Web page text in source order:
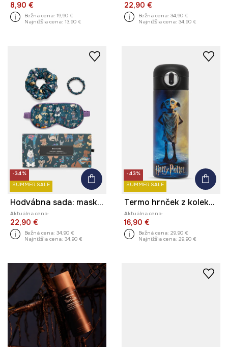
8,90 €
Bežná cena: 19,90 €
Najnižšia cena: 13,90 €
22,90 €
Bežná cena: 34,90 €
Najnižšia cena: 34,90 €
-34%
SUMMER SALE
Hodvábna sada: maska ​​na oči a gumičky do vlasov s motívom psov (2-pack)
Aktuálna cena:
22,90 €
Bežná cena: 34,90 €
Najnižšia cena: 34,90 €
-43%
SUMMER SALE
Termo hrnček z kolekcie Harry Potter
Aktuálna cena:
16,90 €
Bežná cena: 29,90 €
Najnižšia cena: 29,90 €